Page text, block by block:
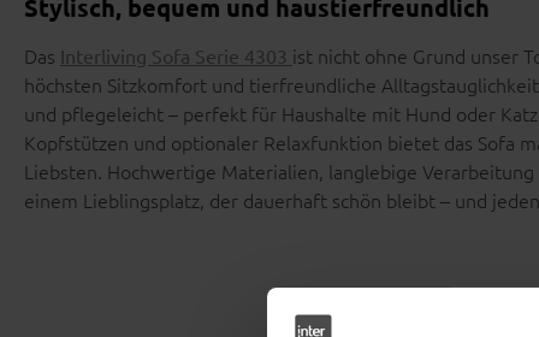
Stylisch, bequem und haustierfreundlich
Das Interliving Sofa Serie 4303 ist nicht ohne Grund unser
höchsten Sitzkomfort und tierfreundliche
und pflegeleicht – perfekt für Haushalte mit Hund oder
Kopfstützen und optionaler Relaxfunktion bietet das Sofa
Liebsten. Hochwertige Materialien, langlebige Verarbeitung
einem Lieblingsplatz, der dauerhaft schön bleibt – und